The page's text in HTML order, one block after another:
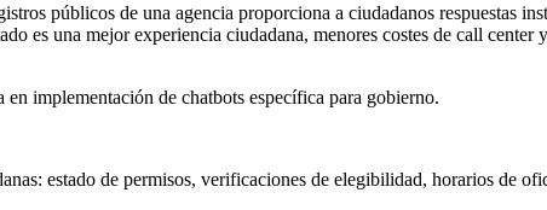
públicos de una agencia proporciona a ciudadanos respuestas
es una mejor experiencia ciudadana, menores costes de call center
en implementación de chatbots específica para gobierno.
estado de permisos, verificaciones de elegibilidad, horarios de